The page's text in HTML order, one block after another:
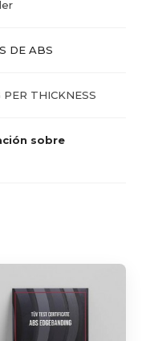
DE ABS
THICKNESS
sobre